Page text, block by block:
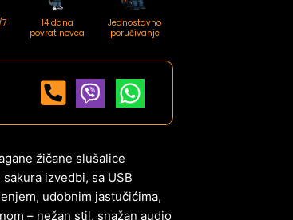
14 dana
povrat novca
Jednostavno
poručivanje
žičane slušalice
izvedbi, sa USB
udobnim jastučićima,
– nežan stil, snažan audio